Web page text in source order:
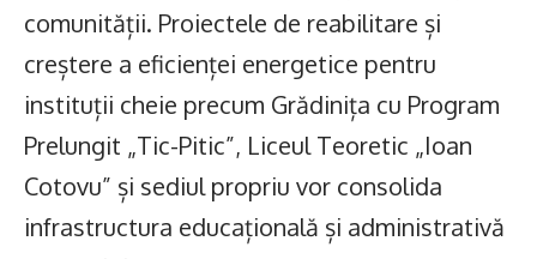
comunității. Proiectele de reabilitare și
creștere a eficienței energetice pentru
instituții cheie precum Grădinița cu Program
Prelungit „Tic-Pitic”, Liceul Teoretic „Ioan
Cotovu” și sediul propriu vor consolida
infrastructura educațională și administrativă